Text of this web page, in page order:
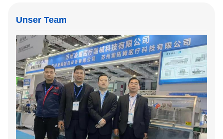
Unser Team